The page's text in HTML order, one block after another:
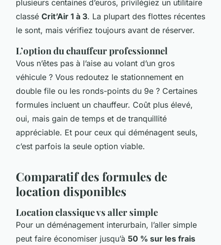
plusieurs centaines d’euros, privilégiez un utilitaire
classé Crit’Air 1 à 3. La plupart des flottes récentes
le sont, mais vérifiez toujours avant de réserver.
L’option du chauffeur professionnel
Vous n’êtes pas à l’aise au volant d’un gros
véhicule ? Vous redoutez le stationnement en
double file ou les ronds-points du 9e ? Certaines
formules incluent un chauffeur. Coût plus élevé,
oui, mais gain de temps et de tranquillité
appréciable. Et pour ceux qui déménagent seuls,
c’est parfois la seule option viable.
Comparatif des formules de
location disponibles
Location classique vs aller simple
Pour un déménagement interurbain, l’aller simple
peut faire économiser jusqu’à 50 % sur les frais